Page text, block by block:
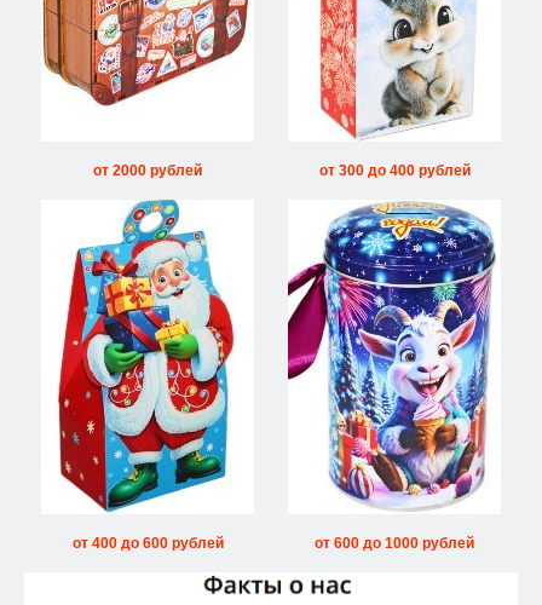
от 2000 рублей от 300 до 400 рублей
от 400 до 600 рублей от 600 до 1000 рублей